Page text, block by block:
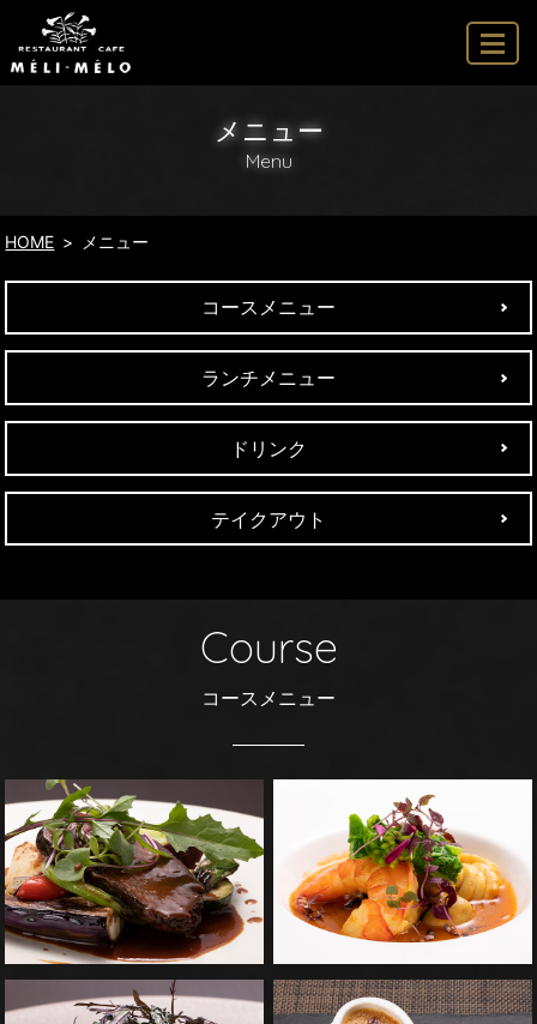
MENU
メニュー
Menu
HOME メニュー
コースメニュー
ランチメニュー
ドリンク
テイクアウト
Course
コースメニュー